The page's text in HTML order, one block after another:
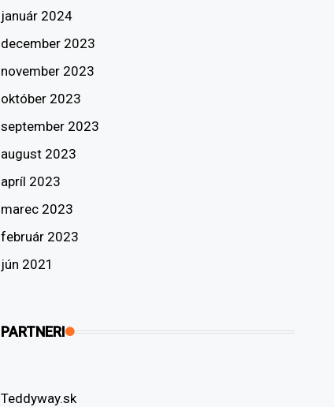
január 2024
december 2023
november 2023
október 2023
september 2023
august 2023
apríl 2023
marec 2023
február 2023
jún 2021
PARTNERI
Teddyway.sk